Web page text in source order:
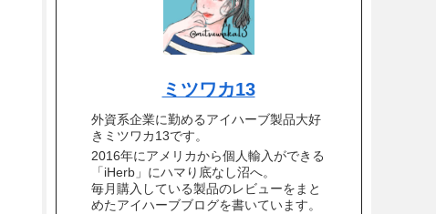
ミツワカ13
外資系企業に勤めるアイハーブ製品大好
きミツワカ13です。
2016年にアメリカから個人輸入ができる
「iHerb」にハマり底なし沼へ。
毎月購入している製品のレビューをまと
めたアイハーブブログを書いています。